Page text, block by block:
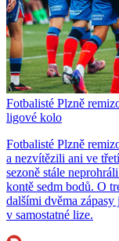
Fotbalisté Plzně
ligové kolo
Fotbalisté Plzně
a nezvítězili ani ve
sezoně stále
kontě sedm bodů. O
dalšími dvěma
v samostatné lize.